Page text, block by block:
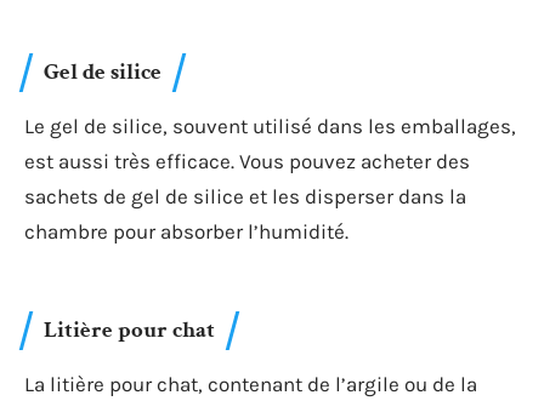
Gel de silice
Le gel de silice, souvent utilisé dans les emballages,
est aussi très efficace. Vous pouvez acheter des
sachets de gel de silice et les disperser dans la
chambre pour absorber l’humidité.
Litière pour chat
La litière pour chat, contenant de l’argile ou de la